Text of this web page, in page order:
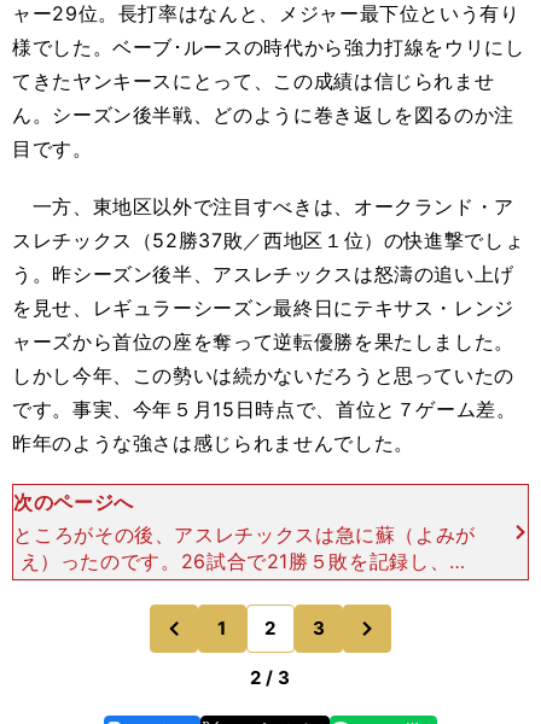
ャー29位。長打率はなんと、メジャー最下位という有り
様でした。ベーブ･ルースの時代から強力打線をウリにし
てきたヤンキースにとって、この成績は信じられませ
ん。シーズン後半戦、どのように巻き返しを図るのか注
目です。
一方、東地区以外で注目すべきは、オークランド・ア
スレチックス（52勝37敗／西地区１位）の快進撃でしょ
う。昨シーズン後半、アスレチックスは怒濤の追い上げ
を見せ、レギュラーシーズン最終日にテキサス・レンジ
ャーズから首位の座を奪って逆転優勝を果たしました。
しかし今年、この勢いは続かないだろうと思っていたの
です。事実、今年５月15日時点で、首位と７ゲーム差。
昨年のような強さは感じられませんでした。
次のページへ
ところがその後、アスレチックスは急に蘇（よみが
え）ったのです。26試合で21勝５敗を記録し、つ
いに首位の座をレンジャーズから奪い取りました。
昨年の７月１日から今年の７月１日まで、シーズン
をまたいで計1
前
のページへ
1 2 3
2 / 3